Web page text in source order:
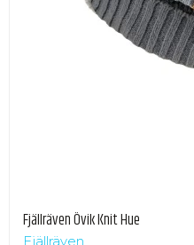
Fjällräven Övik Knit Hue
Fjällräven